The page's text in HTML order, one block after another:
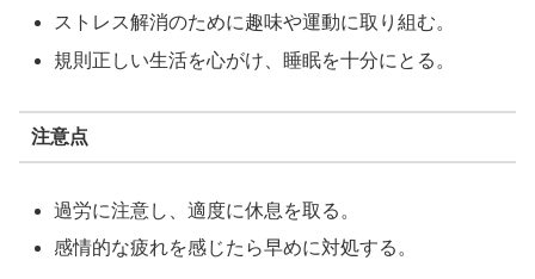
ストレス解消のために趣味や運動に取り組む。
規則正しい生活を心がけ、睡眠を十分にとる。
注意点
過労に注意し、適度に休息を取る。
感情的な疲れを感じたら早めに対処する。